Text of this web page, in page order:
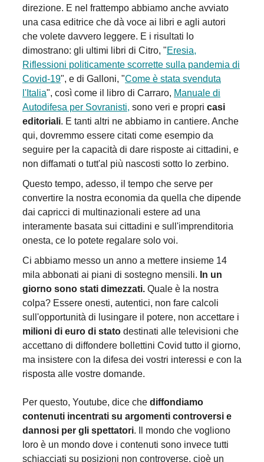
direzione. E nel frattempo abbiamo anche avviato
una casa editrice che dà voce ai libri e agli autori
che volete davvero leggere. E i risultati lo
dimostrano: gli ultimi libri di Citro, "Eresia,
Riflessioni politicamente scorrette sulla pandemia di
Covid-19", e di Galloni, "Come è stata svenduta
l'Italia", così come il libro di Carraro, Manuale di
Autodifesa per Sovranisti, sono veri e propri casi
editoriali. E tanti altri ne abbiamo in cantiere. Anche
qui, dovremmo essere citati come esempio da
seguire per la capacità di dare risposte ai cittadini, e
non diffamati o tutt'al più nascosti sotto lo zerbino.
Questo tempo, adesso, il tempo che serve per
convertire la nostra economia da quella che dipende
dai capricci di multinazionali estere ad una
interamente basata sui cittadini e sull'imprenditoria
onesta, ce lo potete regalare solo voi.
Ci abbiamo messo un anno a mettere insieme 14
mila abbonati ai piani di sostegno mensili. In un
giorno sono stati dimezzati. Quale è la nostra
colpa? Essere onesti, autentici, non fare calcoli
sull'opportunità di lusingare il potere, non accettare i
milioni di euro di stato destinati alle televisioni che
accettano di diffondere bollettini Covid tutto il giorno,
ma insistere con la difesa dei vostri interessi e con la
risposta alle vostre domande.
Per questo, Youtube, dice che diffondiamo
contenuti incentrati su argomenti controversi e
dannosi per gli spettatori. Il mondo che vogliono
loro è un mondo dove i contenuti sono invece tutti
schiacciati su posizioni non controverse, cioè un